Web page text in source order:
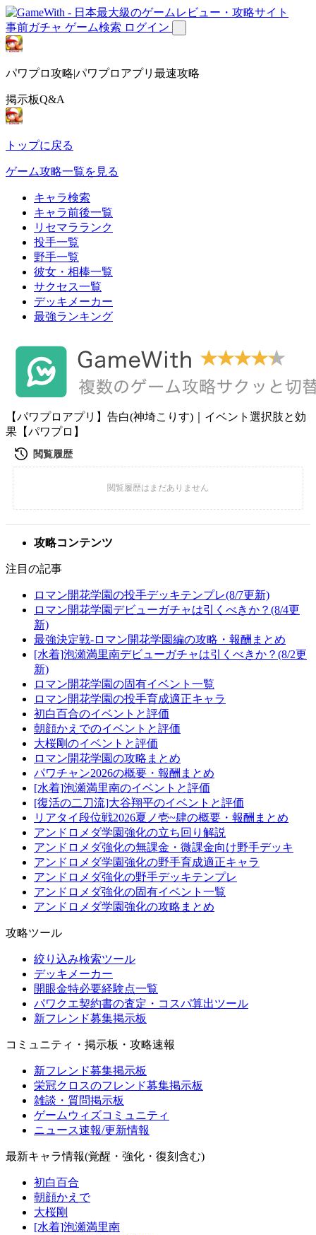
事前ガチャ ゲーム検索 ログイン
パワプロ攻略|パワプロアプリ最速攻略
掲示板Q&A
トップに戻る
ゲーム攻略一覧を見る
キャラ検索
キャラ前後一覧
リセマラランク
投手一覧
野手一覧
彼女・相棒一覧
サクセス一覧
デッキメーカー
最強ランキング
【パワプロアプリ】告白(神埼こりす)｜イベント選択肢と効
果【パワプロ】
攻略コンテンツ
注目の記事
ロマン開花学園の投手デッキテンプレ(8/7更新)
ロマン開花学園デビューガチャは引くべきか？(8/4更
新)
最強決定戦-ロマン開花学園編の攻略・報酬まとめ
[水着]泡瀬満里南デビューガチャは引くべきか？(8/2更
新)
ロマン開花学園の固有イベント一覧
ロマン開花学園の投手育成適正キャラ
初白百合のイベントと評価
朝顔かえでのイベントと評価
大桜剛のイベントと評価
ロマン開花学園の攻略まとめ
パワチャン2026の概要・報酬まとめ
[水着]泡瀬満里南のイベントと評価
[復活の二刀流]大谷翔平のイベントと評価
リアタイ段位戦2026夏ノ壱~肆の概要・報酬まとめ
アンドロメダ学園強化の立ち回り解説
アンドロメダ強化の無課金・微課金向け野手デッキ
アンドロメダ学園強化の野手育成適正キャラ
アンドロメダ強化の野手デッキテンプレ
アンドロメダ強化の固有イベント一覧
アンドロメダ学園強化の攻略まとめ
攻略ツール
絞り込み検索ツール
デッキメーカー
開眼金特必要経験点一覧
パワクエ契約書の査定・コスパ算出ツール
新フレンド募集掲示板
コミュニティ・掲示板・攻略速報
新フレンド募集掲示板
栄冠クロスのフレンド募集掲示板
雑談・質問掲示板
ゲームウィズコミュニティ
ニュース速報/更新情報
最新キャラ情報(覚醒・強化・復刻含む)
初白百合
朝顔かえで
大桜剛
[水着]泡瀬満里南